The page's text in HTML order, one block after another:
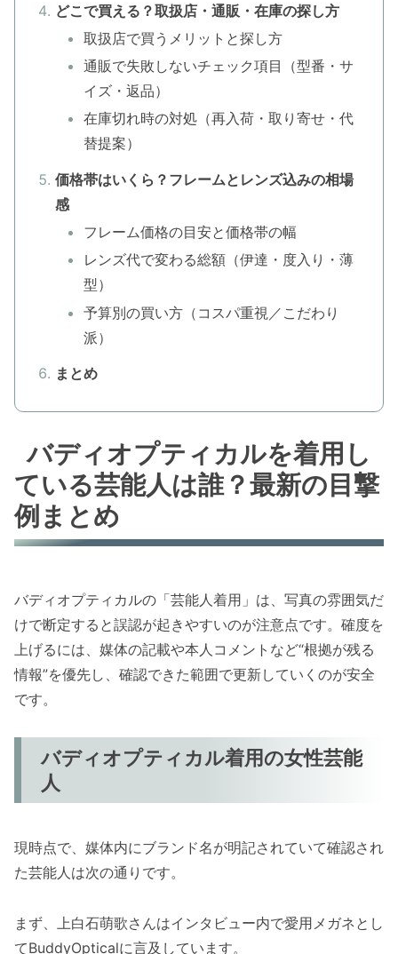
どこで買える？取扱店・通販・在庫の探し方
取扱店で買うメリットと探し方
通販で失敗しないチェック項目（型番・サ
イズ・返品）
在庫切れ時の対処（再入荷・取り寄せ・代
替提案）
価格帯はいくら？フレームとレンズ込みの相場
感
フレーム価格の目安と価格帯の幅
レンズ代で変わる総額（伊達・度入り・薄
型）
予算別の買い方（コスパ重視／こだわり
派）
まとめ
バディオプティカルを着用し
ている芸能人は誰？最新の目撃
例まとめ
バディオプティカルの「芸能人着用」は、写真の雰囲気だ
けで断定すると誤認が起きやすいのが注意点です。確度を
上げるには、媒体の記載や本人コメントなど“根拠が残る
情報”を優先し、確認できた範囲で更新していくのが安全
です。
バディオプティカル着用の女性芸能
人
現時点で、媒体内にブランド名が明記されていて確認され
た芸能人は次の通りです。
まず、上白石萌歌さんはインタビュー内で愛用メガネとし
てBuddyOpticalに言及しています。